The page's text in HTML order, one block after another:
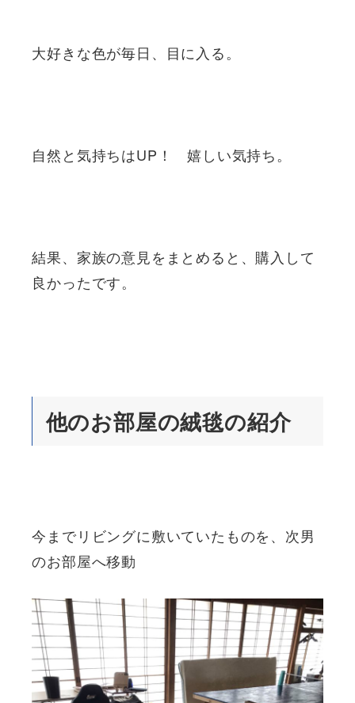
大好きな色が毎日、目に入る。
自然と気持ちはUP！ 嬉しい気持ち。
結果、家族の意見をまとめると、購入して
良かったです。
他のお部屋の絨毯の紹介
今までリビングに敷いていたものを、次男
のお部屋へ移動